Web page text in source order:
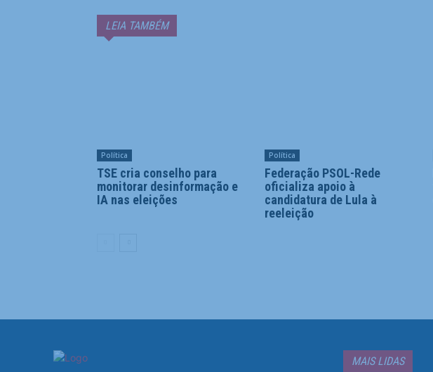
LEIA TAMBÉM
Política
TSE cria conselho para
monitorar desinformação e
IA nas eleições
Política
Federação PSOL-Rede
oficializa apoio à
candidatura de Lula à
reeleição
MAIS LIDAS